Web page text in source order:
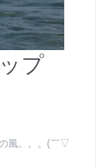
プ
風。。。(￣▽